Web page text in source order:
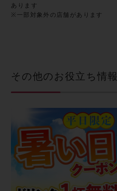
あります
※一部対象外の店舗があります
その他のお役立ち情報